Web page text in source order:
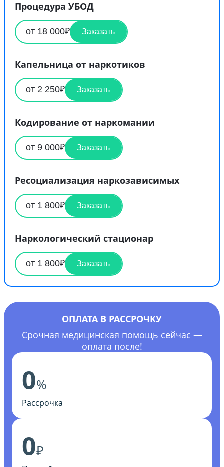
Процедура УБОД
от 18 000₽ Заказать
Капельница от наркотиков
от 2 250₽ Заказать
Кодирование от наркомании
от 9 000₽ Заказать
Ресоциализация наркозависимых
от 1 800₽ Заказать
Наркологический стационар
от 1 800₽ Заказать
ОПЛАТА В РАССРОЧКУ
Срочная медицинская помощь сейчас —
оплата после!
0%
Рассрочка
0₽